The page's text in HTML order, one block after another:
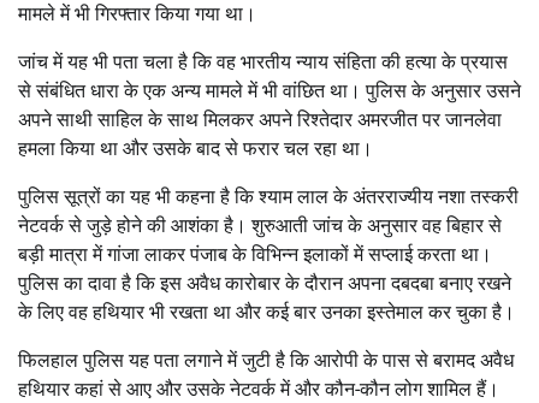
मामले में भी गिरफ्तार किया गया था।
जांच में यह भी पता चला है कि वह भारतीय न्याय संहिता की हत्या के प्रयास
से संबंधित धारा के एक अन्य मामले में भी वांछित था। पुलिस के अनुसार उसने
अपने साथी साहिल के साथ मिलकर अपने रिश्तेदार अमरजीत पर जानलेवा
हमला किया था और उसके बाद से फरार चल रहा था।
पुलिस सूत्रों का यह भी कहना है कि श्याम लाल के अंतरराज्यीय नशा तस्करी
नेटवर्क से जुड़े होने की आशंका है। शुरुआती जांच के अनुसार वह बिहार से
बड़ी मात्रा में गांजा लाकर पंजाब के विभिन्न इलाकों में सप्लाई करता था।
पुलिस का दावा है कि इस अवैध कारोबार के दौरान अपना दबदबा बनाए रखने
के लिए वह हथियार भी रखता था और कई बार उनका इस्तेमाल कर चुका है।
फिलहाल पुलिस यह पता लगाने में जुटी है कि आरोपी के पास से बरामद अवैध
हथियार कहां से आए और उसके नेटवर्क में और कौन-कौन लोग शामिल हैं।